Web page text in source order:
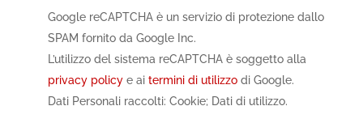
Google reCAPTCHA è un servizio di protezione dallo
SPAM fornito da Google Inc.
L’utilizzo del sistema reCAPTCHA è soggetto alla
privacy policye ai termini di utilizzodi Google.
Dati Personali raccolti: Cookie; Dati di utilizzo.